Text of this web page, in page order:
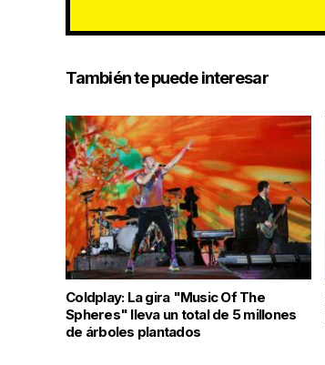
También te puede interesar
Coldplay: La gira "Music Of The
Spheres" lleva un total de 5 millones
de árboles plantados